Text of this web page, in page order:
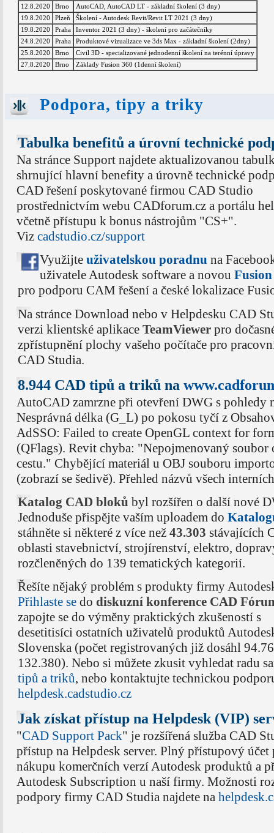
12.8.2020 Brno
AutoCAD, AutoCAD LT - základní školení (3 dny)
19.8.2020
Plzeň
Školení - Autodesk Revit/Revit LT 2021 (3 dny)
19.8.2020
Praha
Inventor 2021 (3 dny) - školení pro začátečníky
24.8.2020
Praha
Produktové vizualizace ve 3ds Max - základní školení (2dny)
25.8.2020
Brno
Civil 3D - specializované jednodenní školení na terénní úpravy
27.8.2020
Brno Základy Fusion 360 (1denní školení)
Podpora, tipy a triky
Tabulka benefitů a úrovní technické
Na stránce Support najdete aktualizovanou
shrnující hlavní benefity a úrovně technické
CAD řešení poskytované firmou CAD Studio
prostřednictvím webu CADforum.cz a portálu
včetně přístupu k bonus nástrojům "CS+".
Viz cadstudio.cz/support
Využijte uživatelskou poradnu na
uživatele Autodesk software a novou
pro podporu CAM řešení a české lokalizace
Na stránce Download nebo v Helpdesku CAD
verzi klientské aplikace TeamViewerpro
zpřístupnění plochy vašeho počítače pro
CAD Studia.
8.944 CAD tipů a triků na
AutoCAD zamrzne při otevření DWG s pohledy
Nesprávná délka (G_L) po pokosu tyčí z
AdSSO: Failed to create OpenGL context for
(QFlags). Revit chyba: "Nepojmenovaný soubor
cestu." Chybějící materiál u OBJ souboru
(zobrazí se šedivě). Přehled názvů všech
Katalog CAD bloků byl rozšířen o další nové
Jednoduše přispějte vaším uploadem do
stáhněte si některé z více než 43.303 stávajících
oblasti stavebnictví, strojírenství, elektro,
rozčleněných do 139 tematických kategorií.
Řešíte nějaký problém s produkty firmy
Přihlaste sedo diskuzní konference CAD
zapojte se do výměny praktických zkušeností s
desetitisíci ostatních uživatelů produktů
Slovenska (počet registrovaných již dosáhl
132.380). Nebo si můžete zkusit vyhledat radu
tipů a triků, nebo kontaktujte technickou
helpdesk.cadstudio.cz
Jak získat přístup na Helpdesk (VIP)
"CAD Support Pack" je rozšířená služba CAD
přístup na Helpdesk server. Plný přístupový
nákupu komerčních verzí Autodesk produktů a
Autodesk Subscription u naší firmy. Možnosti
podpory firmy CAD Studia najdete na